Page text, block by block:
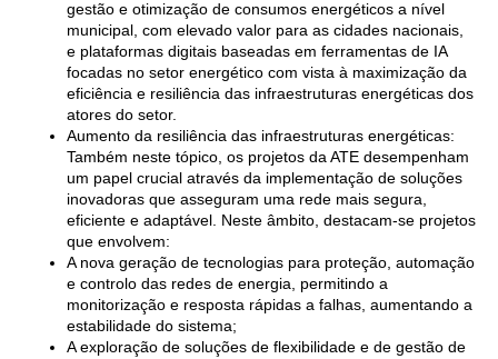
gestão e otimização de consumos energéticos a nível
municipal, com elevado valor para as cidades nacionais,
e plataformas digitais baseadas em ferramentas de IA
focadas no setor energético com vista à maximização da
eficiência e resiliência das infraestruturas energéticas dos
atores do setor.
Aumento da resiliência das infraestruturas energéticas:
Também neste tópico, os projetos da ATE desempenham
um papel crucial através da implementação de soluções
inovadoras que asseguram uma rede mais segura,
eficiente e adaptável. Neste âmbito, destacam-se projetos
que envolvem:
A nova geração de tecnologias para proteção, automação
e controlo das redes de energia, permitindo a
monitorização e resposta rápidas a falhas, aumentando a
estabilidade do sistema;
A exploração de soluções de flexibilidade e de gestão de